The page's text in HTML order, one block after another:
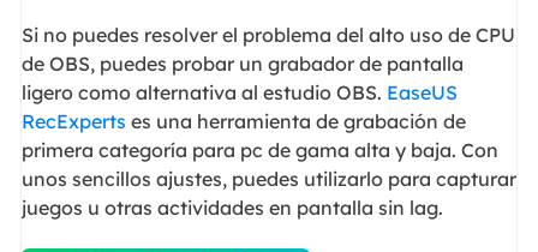
Si no puedes resolver el problema del alto uso de CPU
de OBS, puedes probar un grabador de pantalla
ligero como alternativa al estudio OBS. EaseUS
RecExperts es una herramienta de grabación de
primera categoría para pc de gama alta y baja. Con
unos sencillos ajustes, puedes utilizarlo para capturar
juegos u otras actividades en pantalla sin lag.
